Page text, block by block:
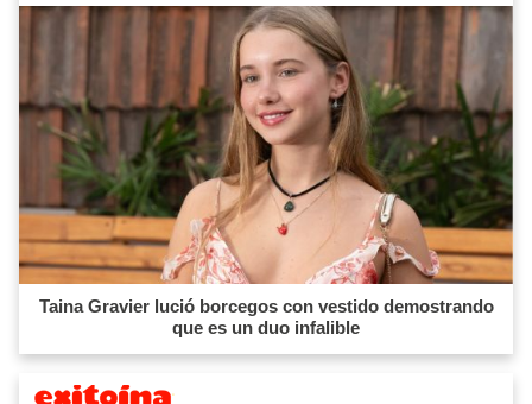
Taina Gravier lució borcegos con vestido demostrando
que es un duo infalible